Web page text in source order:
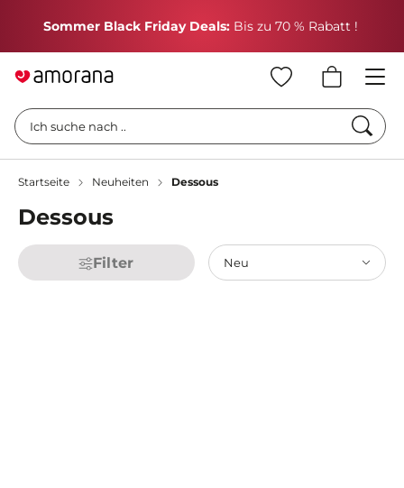
Sommer Black Friday Deals: Bis zu 70 % Rabatt !
Ich suche nach ..
Startseite Neuheiten Dessous
Dessous
Filter Neu